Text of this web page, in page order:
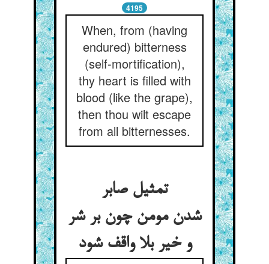
4195
When, from (having
endured) bitterness
(self-mortification),
thy heart is filled with
blood (like the grape),
then thou wilt escape
from all bitternesses.
تمثیل صابر
شدن مومن چون بر شر
و خیر بلا واقف شود